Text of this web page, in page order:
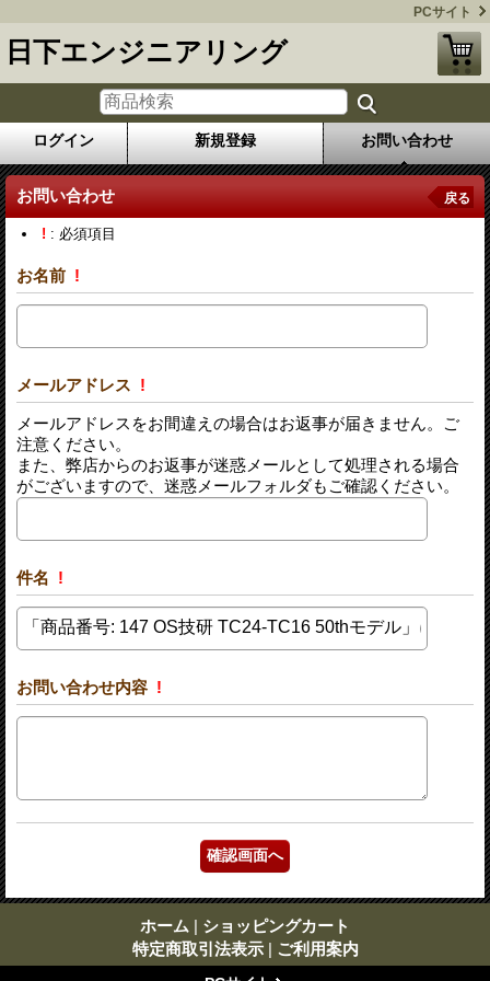
PCサイト
日下エンジニアリング
ログイン 新規登録 お問い合わせ
お問い合わせ 戻る
! : 必須項目
お名前 !
メールアドレス !
メールアドレスをお間違えの場合はお返事が届きません。ご
注意ください。
また、弊店からのお返事が迷惑メールとして処理される場合
がございますので、迷惑メールフォルダもご確認ください。
件名 !
お問い合わせ内容 !
ホーム | ショッピングカート
特定商取引法表示 | ご利用案内